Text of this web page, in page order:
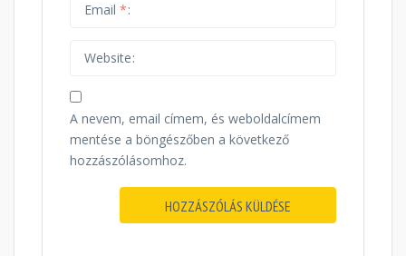
Email *
Website
A nevem, email címem, és weboldalcímem
mentése a böngészőben a következő
hozzászólásomhoz.